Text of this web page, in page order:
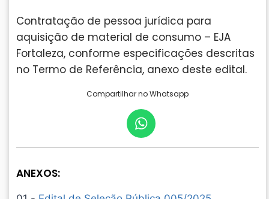
Contratação de pessoa jurídica para
aquisição de material de consumo – EJA
Fortaleza, conforme especificações descritas
no Termo de Referência, anexo deste edital.
Compartilhar no Whatsapp
ANEXOS: